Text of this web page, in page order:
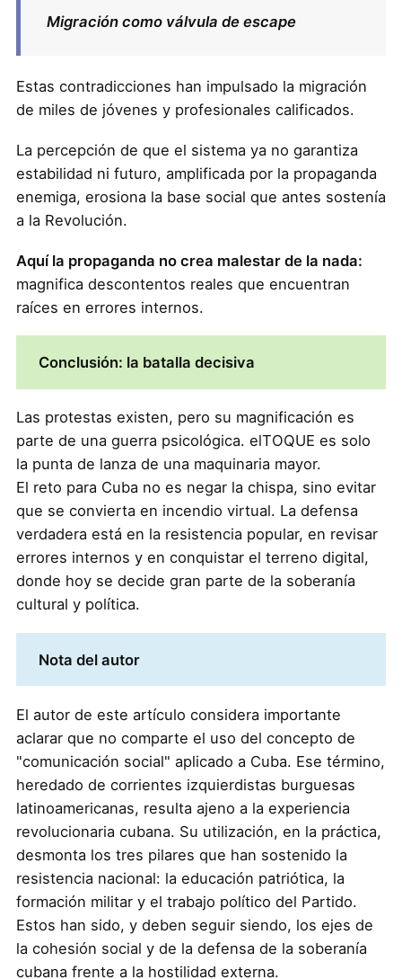
Migración como válvula de escape
Estas contradicciones han impulsado la migración
de miles de jóvenes y profesionales calificados.
La percepción de que el sistema ya no garantiza
estabilidad ni futuro, amplificada por la propaganda
enemiga, erosiona la base social que antes sostenía
a la Revolución.
Aquí la propaganda no crea malestar de la nada:
magnifica descontentos reales que encuentran
raíces en errores internos.
Conclusión: la batalla decisiva
Las protestas existen, pero su magnificación es
parte de una guerra psicológica. elTOQUE es solo
la punta de lanza de una maquinaria mayor.
El reto para Cuba no es negar la chispa, sino evitar
que se convierta en incendio virtual. La defensa
verdadera está en la resistencia popular, en revisar
errores internos y en conquistar el terreno digital,
donde hoy se decide gran parte de la soberanía
cultural y política.
Nota del autor
El autor de este artículo considera importante
aclarar que no comparte el uso del concepto de
"comunicación social" aplicado a Cuba. Ese término,
heredado de corrientes izquierdistas burguesas
latinoamericanas, resulta ajeno a la experiencia
revolucionaria cubana. Su utilización, en la práctica,
desmonta los tres pilares que han sostenido la
resistencia nacional: la educación patriótica, la
formación militar y el trabajo político del Partido.
Estos han sido, y deben seguir siendo, los ejes de
la cohesión social y de la defensa de la soberanía
cubana frente a la hostilidad externa.